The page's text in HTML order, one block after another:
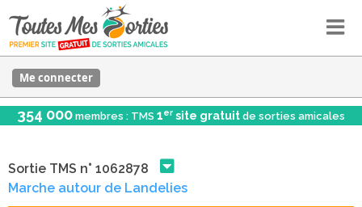
Me connecter
354 000 membres : TMS 1er site gratuit de sorties amicales
Sortie TMS n° 1062878
Marche autour de Landelies